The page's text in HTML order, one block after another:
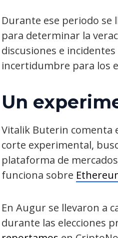
Durante ese periodo se
para determinar la
discusiones e
incertidumbre para los
Un
Vitalik Buterin comenta
corte experimental,
plataforma de
funciona sobre
En Augur se llevaron a
durante las elecciones